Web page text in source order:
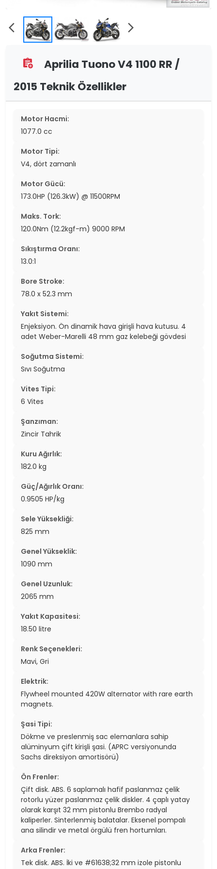
arrow_back_ios arrow_forward_ios
assignment_add
Aprilia Tuono V4 1100 RR /
2015 Teknik Özellikler
Motor Hacmi:
1077.0 cc
Motor Tipi:
V4, dört zamanlı
Motor Gücü:
173.0HP (126.3kW) @ 11500RPM
Maks. Tork:
120.0Nm (12.2kgf-m) 9000 RPM
Sıkıştırma Oranı:
13.0:1
Bore Stroke:
78.0 x 52.3 mm
Yakıt Sistemi:
Enjeksiyon. Ön dinamik hava girişli hava kutusu. 4
adet Weber-Marelli 48 mm gaz kelebeği gövdesi
Soğutma Sistemi:
Sıvı Soğutma
Vites Tipi:
6 Vites
Şanzıman:
Zincir Tahrik
Kuru Ağırlık:
182.0 kg
Güç/Ağırlık Oranı:
0.9505 HP/kg
Sele Yüksekliği:
825 mm
Genel Yükseklik:
1090 mm
Genel Uzunluk:
2065 mm
Yakıt Kapasitesi:
18.50 litre
Renk Seçenekleri:
Mavi, Gri
Elektrik:
Flywheel mounted 420W alternator with rare earth
magnets.
Şasi Tipi:
Dökme ve preslenmiş sac elemanlara sahip
alüminyum çift kirişli şasi. (APRC versiyonunda
Sachs direksiyon amortisörü)
Ön Frenler:
Çift disk. ABS. 6 saplamalı hafif paslanmaz çelik
rotorlu yüzer paslanmaz çelik diskler. 4 çaplı yatay
olarak karşıt 32 mm pistonlu Brembo radyal
kaliperler. Sinterlenmiş balatalar. Eksenel pompalı
ana silindir ve metal örgülü fren hortumları.
Arka Frenler:
Tek disk. ABS. İki ve #61638;32 mm izole pistonlu